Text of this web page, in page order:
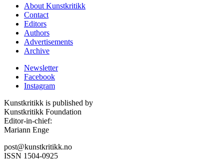
About Kunstkritikk
Contact
Editors
Authors
Advertisements
Archive
Newsletter
Facebook
Instagram
Kunstkritikk is published by
Kunstkritikk Foundation
Editor-in-chief:
Mariann Enge
post@kunstkritikk.no
ISSN 1504-0925